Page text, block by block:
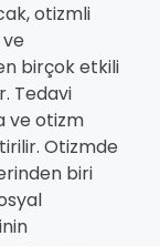
otizmli
birçok etkili
Tedavi
ve otizm
Otizmde
biri